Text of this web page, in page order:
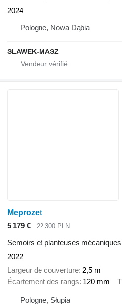
2024
Pologne, Nowa Dąbia
SLAWEK-MASZ
Meprozet
5 179 €
22 300 PLN
Semoirs et planteuses
2022
Largeur de couverture 2,5 m
Écartement des rangs 120 mm
Pologne, Słupia